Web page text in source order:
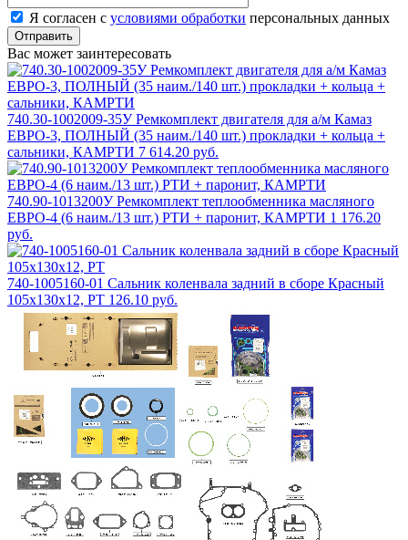
Я согласен с условиями обработки персональных данных
Отправить
Вас может заинтересовать
740.30-1002009-35У Ремкомплект двигателя для а/м Камаз
ЕВРО-3, ПОЛНЫЙ (35 наим./140 шт.) прокладки + кольца +
сальники, КАМРТИ 7 614.20 руб.
740.90-1013200У Ремкомплект теплообменника масляного
ЕВРО-4 (6 наим./13 шт.) РТИ + паронит, КАМРТИ 1 176.20
руб.
740-1005160-01 Сальник коленвала задний в сборе Красный
105х130х12, РТ 126.10 руб.